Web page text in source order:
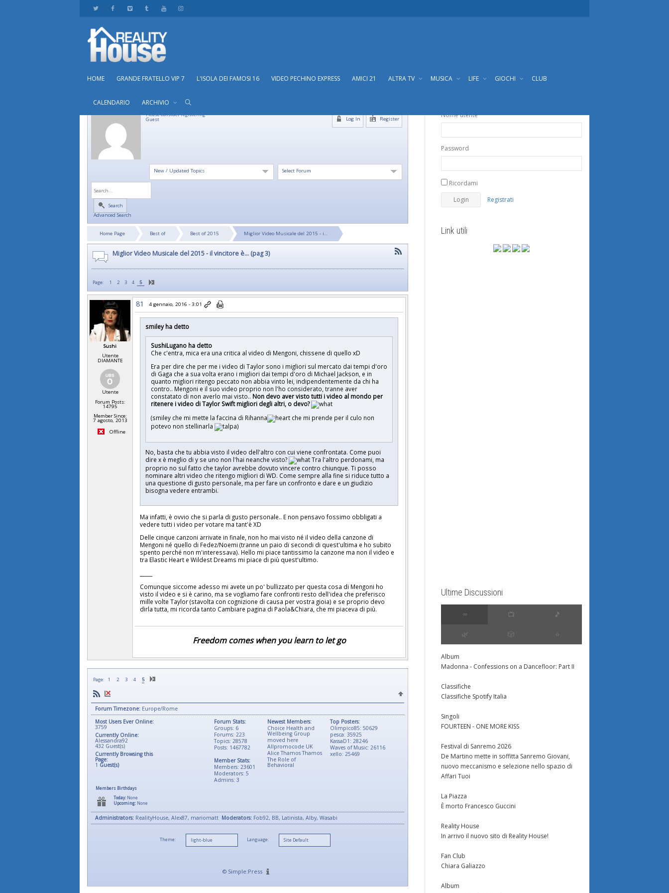
HOME GRANDE FRATELLO VIP 7 L'ISOLA DEI FAMOSI 16 VIDEO PECHINO EXPRESS AMICI 21 ALTRA TV MUSICA LIFE GIOCHI CLUB
CALENDARIO ARCHIVIO
Please consider registering
Guest Register
Log In
Select Forum
New / Updated Topics
Search
Advanced Search
Home Page Best of Best of 2015 Miglior Video Musicale del 2015 - i…
Miglior Video Musicale del 2015 - il vincitore è... (pag 3)
Page: 1 2 3 4 5
Sushi
Utente
DIAMANTE
Utente
Forum Posts:
14795
Member Since:
7 agosto, 2013
Offline
81 4 gennaio, 2016 - 3:01
smiley ha detto
SushiLugano ha detto
Che c'entra, mica era una critica al video di Mengoni, chissene di quello xD
Era per dire che per me i video di Taylor sono i migliori sul mercato dai tempi d'oro
di Gaga che a sua volta erano i migliori dai tempi d'oro di Michael Jackson, e in
quanto migliori ritengo peccato non abbia vinto lei, indipendentemente da chi ha
contro.. Mengoni e il suo video proprio non l'ho considerato, tranne aver
constatato di non averlo mai visto.. Non devo aver visto tutti i video al mondo per
ritenere i video di Taylor Swift migliori degli altri, o devo?
(smiley che mi mette la faccina di Rihanna
che mi prende per il culo non
potevo non stellinarla
)
No, basta che tu abbia visto il video dell'altro con cui viene confrontata. Come puoi
dire x è meglio di y se uno non l'hai neanche visto?
Tra l'altro perdonami, ma
proprio no sul fatto che taylor avrebbe dovuto vincere contro chiunque. Ti posso
nominare altri video che ritengo migliori di WD. Come sempre alla fine si riduce tutto a
una questione di gusto personale, ma per fare un confronto e dare e un giudizio
bisogna vedere entrambi.
Ma infatti, è ovvio che si parla di gusto personale.. E non pensavo fossimo obbligati a
vedere tutti i video per votare ma tant'è XD
Delle cinque canzoni arrivate in finale, non ho mai visto né il video della canzone di
Mengoni né quello di Fedez/Noemi (tranne un paio di secondi di quest'ultima e ho subito
spento perché non m'interessava). Hello mi piace tantissimo la canzone ma non il video e
tra Elastic Heart e Wildest Dreams mi piace di più quest'ultimo.
Comunque siccome adesso mi avete un po' bullizzato per questa cosa di Mengoni ho
visto il video e si è carino, ma se vogliamo fare confronti resto dell'idea che preferisco
mille volte Taylor (stavolta con cognizione di causa per vostra gioia) e se proprio devo
dirla tutta, mi ricorda tanto Cambiare pagina di Paola&Chiara, che mi piaceva di più.
Freedom comes when you learn to let go
Page: 1 2 3 4 5
Forum Timezone: Europe/Rome
Most Users Ever Online:
3759
Currently Online:
Alessandra92
432 Guest(s)
Currently Browsing this
Page:
1 Guest(s)
Members Birthdays
Today: None
Upcoming: None
Top Posters:
Olimpico85: 50629
pesca: 35925
KassaD1: 28246
Waves of Music: 26116
xello: 25469
Newest Members:
Choice Health and
Wellbeing Group
moved here
Allpromocode UK
Alice Thamos Thamos
The Role of
Behavioral
Forum Stats:
Groups: 6
Forums: 223
Topics: 28578
Posts: 1467782
Member Stats:
Members: 23601
Moderators: 5
Admins: 3
Administrators: RealityHouse, Alex87, mariomatt Moderators: Fob92, BB, Latinista, Alby, Wasabi
Theme: Language:
© Simple:Press
Nome utente
Password
Ricordami
Registrati
Link utili
Ultime Discussioni
∞ 📺 🎵
🌿 🎲 ⭐️
Album
Madonna - Confessions on a Dancefloor: Part II
Classifiche
Classifiche Spotify Italia
Singoli
FOURTEEN - ONE MORE KISS
Festival di Sanremo 2026
De Martino mette in soffitta Sanremo Giovani,
nuovo meccanismo e selezione nello spazio di
Affari Tuoi
La Piazza
È morto Francesco Guccini
Reality House
In arrivo il nuovo sito di Reality House!
Fan Club
Chiara Galiazzo
Album